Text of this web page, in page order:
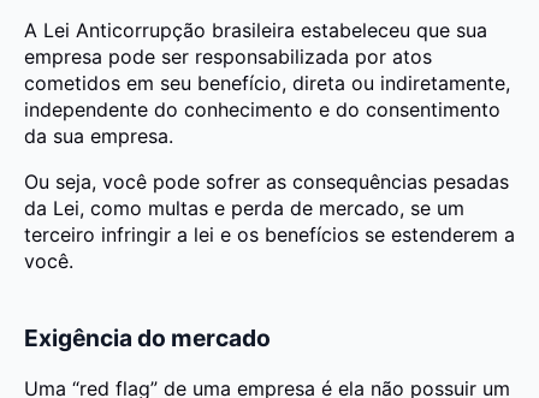
A Lei Anticorrupção brasileira estabeleceu que sua
empresa pode ser responsabilizada por atos
cometidos em seu benefício, direta ou indiretamente,
independente do conhecimento e do consentimento
da sua empresa.
Ou seja, você pode sofrer as consequências pesadas
da Lei, como multas e perda de mercado, se um
terceiro infringir a lei e os benefícios se estenderem a
você.
Exigência do mercado
Uma “red flag” de uma empresa é ela não possuir um